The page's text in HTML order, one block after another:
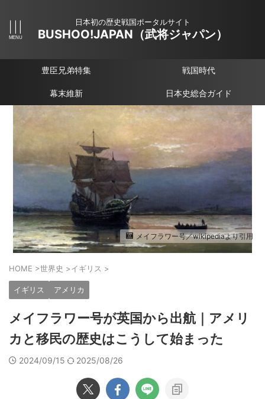
日本初の歴史戦国ポータルサイト
BUSHOO!JAPAN（武将ジャパン）
豊臣兄弟特集 戦国時代
幕末維新 日本史総合ガイド
メイフラワー号／wikipediaより引用
HOME >世界史 >イギリス >
イギリス アメリカ
メイフラワー号が英国から出航｜アメリ
カと移民の歴史はこうして始まった
2024/09/15 2025/08/26